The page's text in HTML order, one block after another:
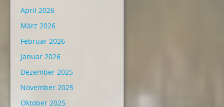
April 2026
März 2026
Februar 2026
Januar 2026
Dezember 2025
November 2025
Oktober 2025